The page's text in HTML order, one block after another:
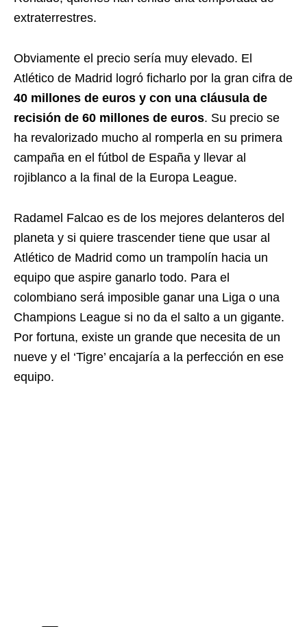
extraterrestres.
Obviamente el precio sería muy elevado. El
Atlético de Madrid logró ficharlo por la gran cifra de
40 millones de euros y con una cláusula de
recisión de 60 millones de euros. Su precio se
ha revalorizado mucho al romperla en su primera
campaña en el fútbol de España y llevar al
rojiblanco a la final de la Europa League.
Radamel Falcao es de los mejores delanteros del
planeta y si quiere trascender tiene que usar al
Atlético de Madrid como un trampolín hacia un
equipo que aspire ganarlo todo. Para el
colombiano será imposible ganar una Liga o una
Champions League si no da el salto a un gigante.
Por fortuna, existe un grande que necesita de un
nueve y el ‘Tigre’ encajaría a la perfección en ese
equipo.